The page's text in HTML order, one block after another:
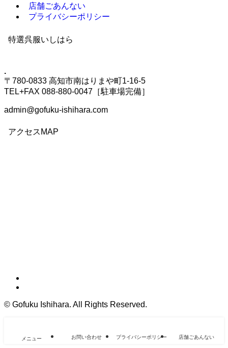
店舗ごあんない
プライバシーポリシー
特選呉服いしはら
.
〒780-0833 高知市南はりまや町1-16-5
TEL+FAX 088-880-0047［駐車場完備］
admin@gofuku-ishihara.com
アクセスMAP
© Gofuku Ishihara. All Rights Reserved.
メニュー お問い合わせ プライバシーポリシー 店舗ごあんない